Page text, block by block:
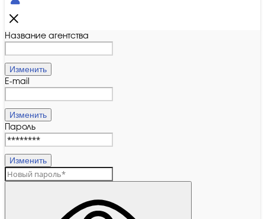
Название агентства
Изменить
E-mail
Изменить
Пароль
Изменить